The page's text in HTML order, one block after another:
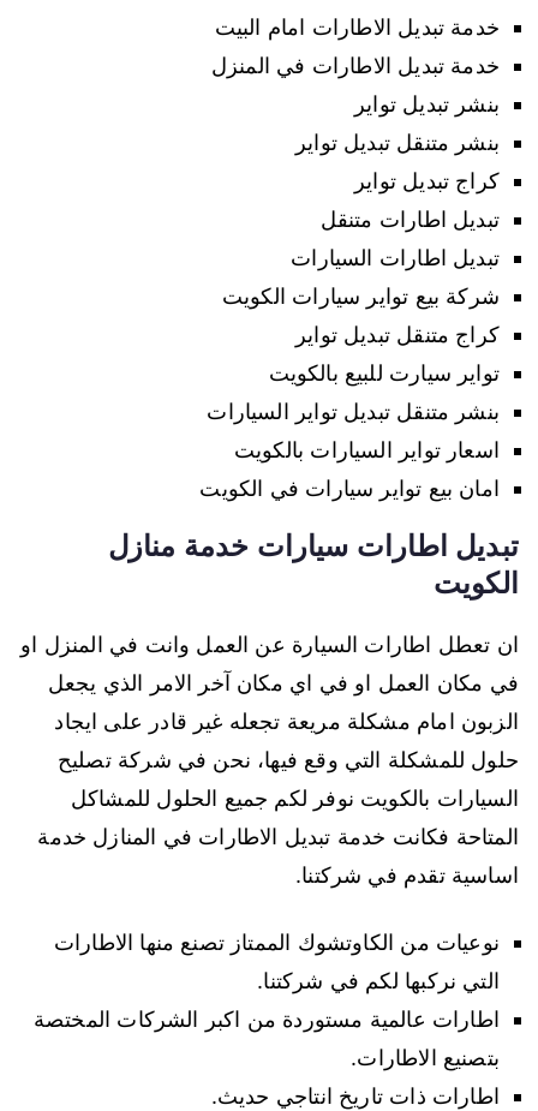
خدمة تبديل الاطارات امام البيت
خدمة تبديل الاطارات في المنزل
بنشر تبديل تواير
بنشر متنقل تبديل تواير
كراج تبديل تواير
تبديل اطارات متنقل
تبديل اطارات السيارات
شركة بيع تواير سيارات الكويت
كراج متنقل تبديل تواير
تواير سيارت للبيع بالكويت
بنشر متنقل تبديل تواير السيارات
اسعار تواير السيارات بالكويت
امان بيع تواير سيارات في الكويت
تبديل اطارات سيارات خدمة منازل
الكويت
ان تعطل اطارات السيارة عن العمل وانت في المنزل او
في مكان العمل او في اي مكان آخر الامر الذي يجعل
الزبون امام مشكلة مريعة تجعله غير قادر على ايجاد
حلول للمشكلة التي وقع فيها، نحن في شركة تصليح
السيارات بالكويت نوفر لكم جميع الحلول للمشاكل
المتاحة فكانت خدمة تبديل الاطارات في المنازل خدمة
اساسية تقدم في شركتنا.
نوعيات من الكاوتشوك الممتاز تصنع منها الاطارات
التي نركبها لكم في شركتنا.
اطارات عالمية مستوردة من اكبر الشركات المختصة
بتصنيع الاطارات.
اطارات ذات تاريخ انتاجي حديث.